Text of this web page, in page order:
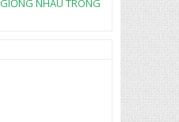
NHAU TRONG